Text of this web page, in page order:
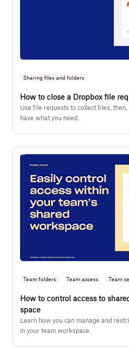
Sharing files and folders
How to close a Dropbox file
Use file requests to collect files,
have what you need.
Team folders Team access Team
How to control access to
space
Learn how you can manage and
in your team workspace.